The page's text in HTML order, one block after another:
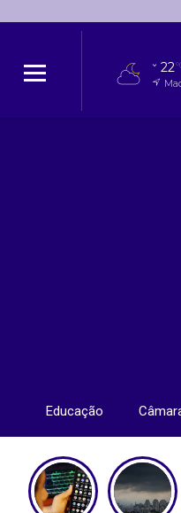
22
Educação